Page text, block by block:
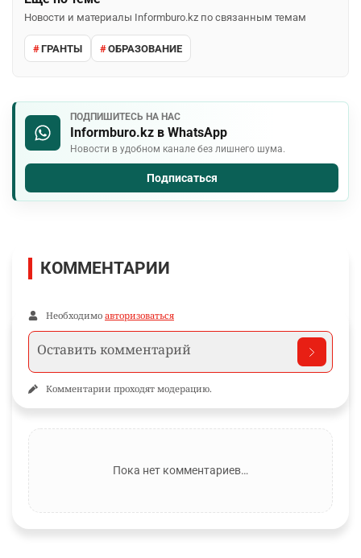
Новости и материалы Informburo.kz по связанным темам
ГРАНТЫ ОБРАЗОВАНИЕ
ПОДПИШИТЕСЬ НА НАС
Informburo.kz в WhatsApp
Новости в удобном канале без лишнего шума.
Подписаться
КОММЕНТАРИИ
Необходимо авторизоваться
Комментарии проходят модерацию.
Пока нет комментариев…